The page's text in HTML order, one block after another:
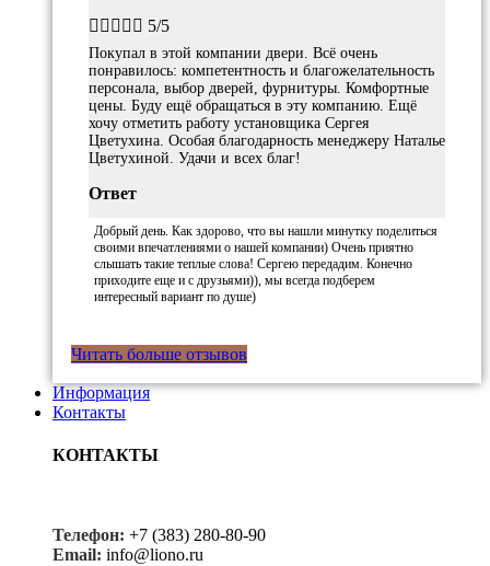
     5/5
Покупал в этой компании двери. Всё очень
понравилось: компетентность и благожелательность
персонала, выбор дверей, фурнитуры. Комфортные
цены. Буду ещё обращаться в эту компанию. Ещё
хочу отметить работу установщика Сергея
Цветухина. Особая благодарность менеджеру Наталье
Цветухиной. Удачи и всех благ!
Ответ
Добрый день. Как здорово, что вы нашли минутку поделиться
своими впечатлениями о нашей компании) Очень приятно
слышать такие теплые слова! Сергею передадим. Конечно
приходите еще и с друзьями)), мы всегда подберем
интересный вариант по душе)
Читать больше отзывов
Информация
Контакты
КОНТАКТЫ
Телефон: +7 (383) 280-80-90
Email: info@liono.ru